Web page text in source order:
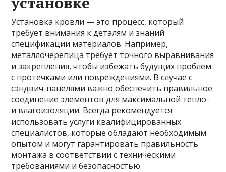
Установка кровли — это процесс, который
требует внимания к деталям и знаний
спецификации материалов. Например,
металлочерепица требует точного выравнивания
и закрепления, чтобы избежать будущих проблем
с протечками или повреждениями. В случае с
сэндвич-панелями важно обеспечить правильное
соединение элементов для максимальной тепло-
и влагоизоляции. Всегда рекомендуется
использовать услуги квалифицированных
специалистов, которые обладают необходимым
опытом и могут гарантировать правильность
монтажа в соответствии с техническими
требованиями и безопасностью.